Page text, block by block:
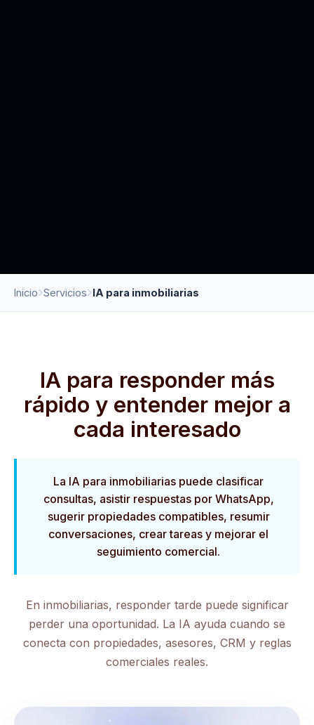
Inicio Servicios IA para inmobiliarias
IA para responder más
rápido y entender mejor a
cada interesado
La IA para inmobiliarias puede clasificar
consultas, asistir respuestas por WhatsApp,
sugerir propiedades compatibles, resumir
conversaciones, crear tareas y mejorar el
seguimiento comercial.
En inmobiliarias, responder tarde puede significar
perder una oportunidad. La IA ayuda cuando se
conecta con propiedades, asesores, CRM y reglas
comerciales reales.